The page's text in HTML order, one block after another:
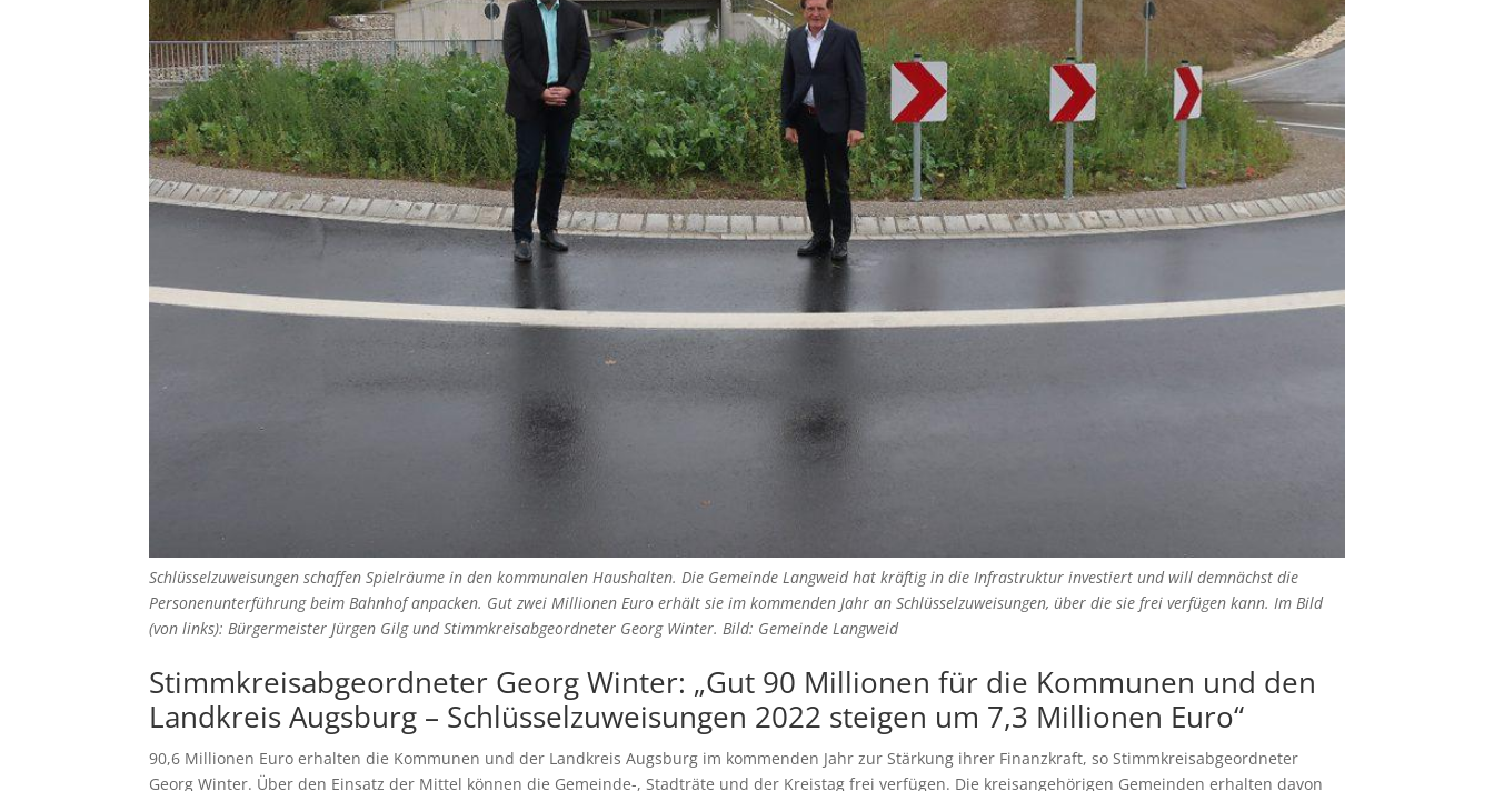
Schlüsselzuweisungen schaffen Spielräume in den kommunalen Haushalten. Die Gemeinde Langweid hat kräftig in die Infrastruktur investiert und will demnächst die
Personenunterführung beim Bahnhof anpacken. Gut zwei Millionen Euro erhält sie im kommenden Jahr an Schlüsselzuweisungen, über die sie frei verfügen kann. Im Bild
(von links): Bürgermeister Jürgen Gilg und Stimmkreisabgeordneter Georg Winter. Bild: Gemeinde Langweid
Stimmkreisabgeordneter Georg Winter: „Gut 90 Millionen für die Kommunen und den
Landkreis Augsburg – Schlüsselzuweisungen 2022 steigen um 7,3 Millionen Euro“
90,6 Millionen Euro erhalten die Kommunen und der Landkreis Augsburg im kommenden Jahr zur Stärkung ihrer Finanzkraft, so Stimmkreisabgeordneter
Georg Winter. Über den Einsatz der Mittel können die Gemeinde-, Stadträte und der Kreistag frei verfügen. Die kreisangehörigen Gemeinden erhalten davon